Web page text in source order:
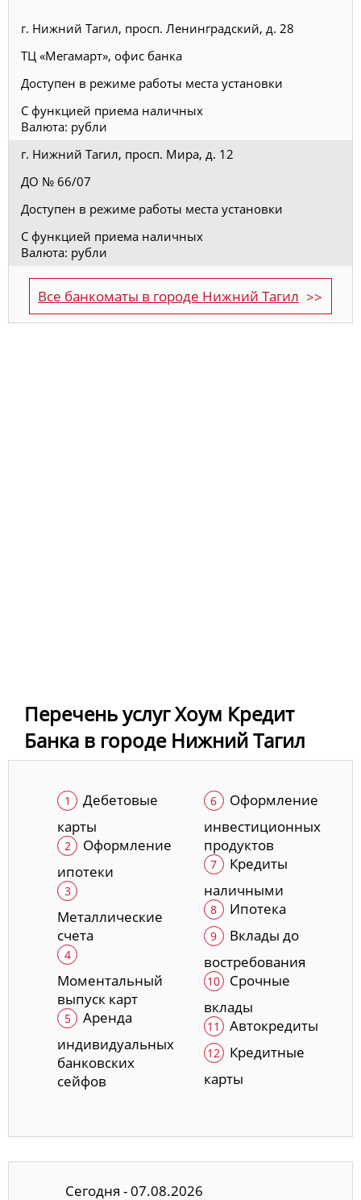
г. Нижний Тагил, просп. Ленинградский, д. 28
ТЦ «Мегамарт», офис банка
Доступен в режиме работы места установки
С функцией приема наличных
Валюта: рубли
г. Нижний Тагил, просп. Мира, д. 12
ДО № 66/07
Доступен в режиме работы места установки
С функцией приема наличных
Валюта: рубли
Все банкоматы в городе Нижний Тагил
Перечень услуг Хоум Кредит
Банка в городе Нижний Тагил
Дебетовые
карты
Оформление
ипотеки
Металлические
счета
Моментальный
выпуск карт
Аренда
индивидуальных
банковских
сейфов
Оформление
инвестиционных
продуктов
Кредиты
наличными
Ипотека
Вклады до
востребования
Срочные
вклады
Автокредиты
Кредитные
карты
Сегодня - 07.08.2026